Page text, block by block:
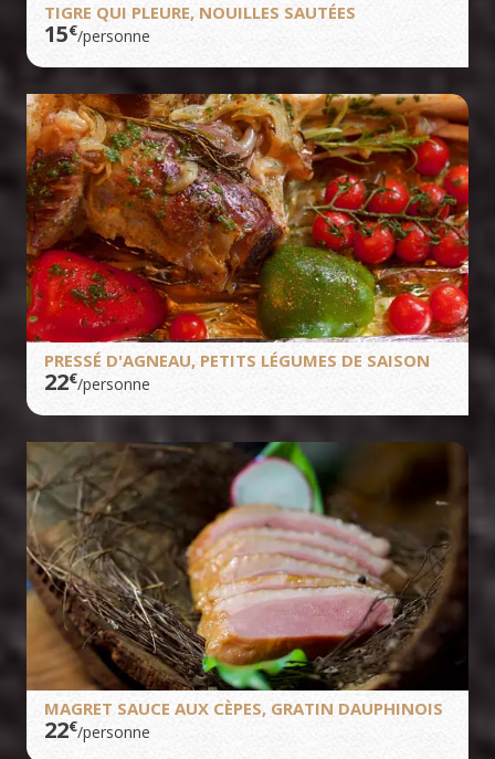
TIGRE QUI PLEURE, NOUILLES SAUTÉES
15€/personne
PRESSÉ D'AGNEAU, PETITS LÉGUMES DE SAISON
22€/personne
MAGRET SAUCE AUX CÈPES, GRATIN DAUPHINOIS
22€/personne